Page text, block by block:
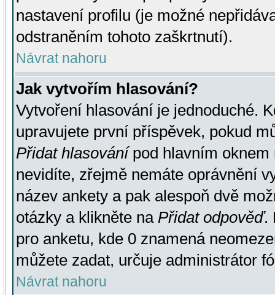
nastavení profilu (je možné
odstraněním tohoto zaškrtnutí).
Návrat nahoru
Jak vytvořím hlasování?
Vytvoření hlasování je jednoduché.
upravujete první příspěvek, pokud
Přidat hlasovánípod hlavním oknem
nevidíte, zřejmě nemáte oprávnění
název ankety a pak alespoň dvě
otázky a klikněte na Přidat odpověď.
pro anketu, kde 0 znamená
můžete zadat, určuje administrátor
Návrat nahoru